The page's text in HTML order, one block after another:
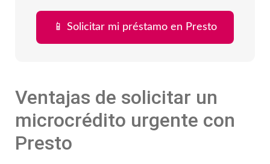
📱 Solicitar mi préstamo en Presto
Ventajas de solicitar un
microcrédito urgente con
Presto